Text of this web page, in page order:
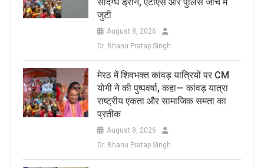
जुटी
August 8, 2026
Dr. Bhanu Pratap Singh
मेरठ में शिवभक्त कांवड़ यात्रियों पर CM
योगी ने की पुष्पवर्षा, कहा— कांवड़ यात्रा
राष्ट्रीय एकता और सामाजिक समता का
प्रतीक
August 8, 2026
Dr. Bhanu Pratap Singh